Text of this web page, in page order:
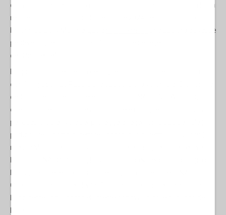
catastrofiche. L'ex primo ministro britannico Boris Johnson lo ha
reso esplicito in un articolo dell'aprile 2024 per il quotidiano
britannico Daily Mail, nel quale
che qualora dovesse
perdere la guerra in Ucraina, “sarà la fine dell'egemonia
dell'Occidente”.
conflitti globali. La Russia si è opposta alla volontà di Stati Uniti e
dei loro alleati di espandere in Ucraina la NATO. Sia Washington
che Londra erano pronte a combattere una guerra con la Russia
per questo obiettivo e per proteggere l'egemonia occidentale (in
particolare, il diritto di dettare accordi di sicurezza alla Russia),
mentre Mosca era pronta a combattere una guerra per tenere
Questo non è sorprendente. Ciò che forse sorprende è come